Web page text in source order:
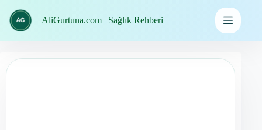
geç
AliGurtuna.com | Sağlık Rehberi